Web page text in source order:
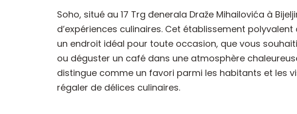
Soho, situé au 17 Trg đenerala Draže Mihailovića à
d’expériences culinaires. Cet établissement
un endroit idéal pour toute occasion, que vous
ou déguster un café dans une atmosphère
distingue comme un favori parmi les habitants et les
régaler de délices culinaires.